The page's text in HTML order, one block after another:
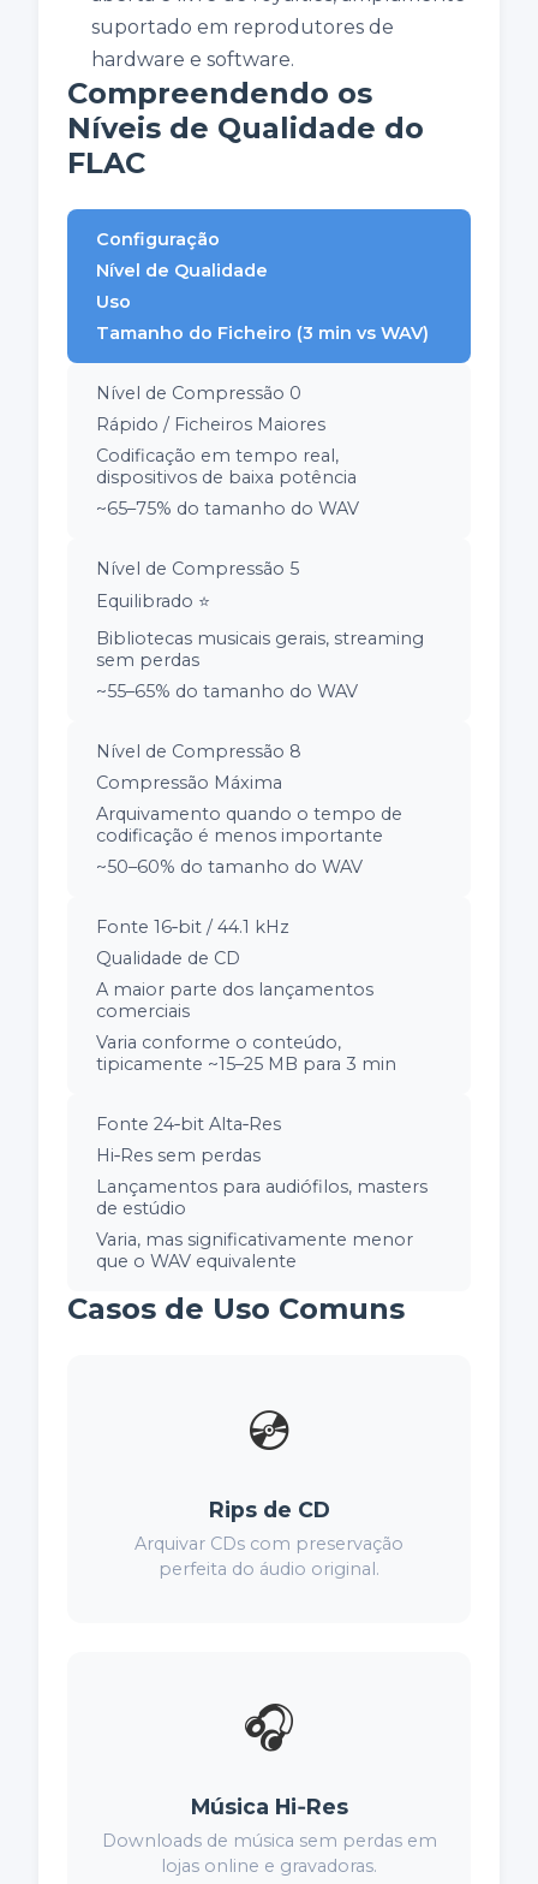
suportado em reprodutores de
hardware e software.
Compreendendo os
Níveis de Qualidade do
FLAC
Configuração
Nível de Qualidade
Uso
Tamanho do Ficheiro (3 min vs WAV)
Nível de Compressão 0
Rápido / Ficheiros Maiores
Codificação em tempo real,
dispositivos de baixa potência
~65–75% do tamanho do WAV
Nível de Compressão 5
Equilibrado ⭐
Bibliotecas musicais gerais, streaming
sem perdas
~55–65% do tamanho do WAV
Nível de Compressão 8
Compressão Máxima
Arquivamento quando o tempo de
codificação é menos importante
~50–60% do tamanho do WAV
Fonte 16‑bit / 44.1 kHz
Qualidade de CD
A maior parte dos lançamentos
comerciais
Varia conforme o conteúdo,
tipicamente ~15–25 MB para 3 min
Fonte 24‑bit Alta‑Res
Hi‑Res sem perdas
Lançamentos para audiófilos, masters
de estúdio
Varia, mas significativamente menor
que o WAV equivalente
Casos de Uso Comuns
💿
Rips de CD
Arquivar CDs com preservação
perfeita do áudio original.
🎧
Música Hi‑Res
Downloads de música sem perdas em
lojas online e gravadoras.